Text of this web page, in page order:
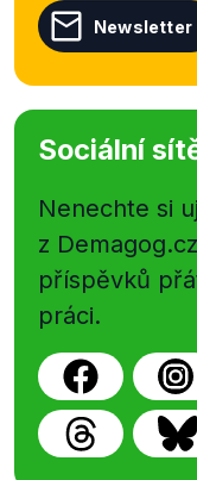
Newsletter
Sociální
Nenechte si
z
příspěvků
práci.